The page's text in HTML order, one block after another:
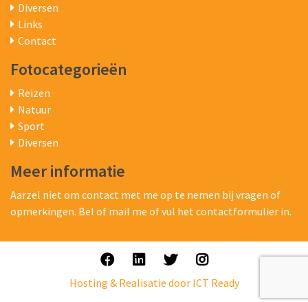
Diversen
Links
Contact
Fotocategorieën
Reizen
Natuur
Sport
Diversen
Meer informatie
Aarzel niet om contact met me op te nemen bij vragen of
opmerkingen. Bel of mail me of vul het contactformulier in.
Hosting & Realisatie door ICT Ready